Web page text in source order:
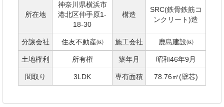
所在地
神奈川県横浜市
港北区仲手原1-
18-30
構造
SRC(鉄骨鉄筋コ
ンクリート)造
分譲会社 住友不動産㈱ 施工会社 鹿島建設㈱
土地権利 所有権 築年月 昭和46年9月
間取り 3LDK 専有面積 78.76㎡(壁芯)